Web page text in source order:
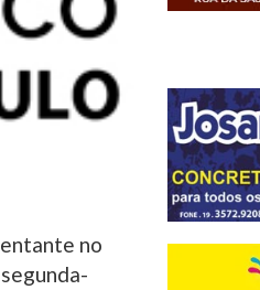
no